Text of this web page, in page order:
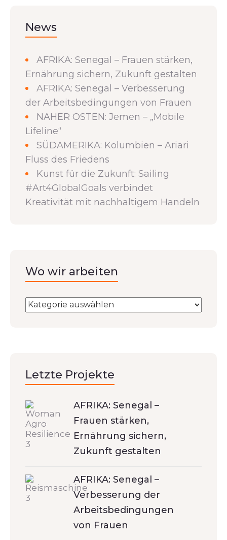
News
AFRIKA: Senegal – Frauen stärken,
Ernährung sichern, Zukunft gestalten
AFRIKA: Senegal – Verbesserung
der Arbeitsbedingungen von Frauen
NAHER OSTEN: Jemen – „Mobile
Lifeline“
SÜDAMERIKA: Kolumbien – Ariari
Fluss des Friedens
Kunst für die Zukunft: Sailing
#Art4GlobalGoals verbindet
Kreativität mit nachhaltigem Handeln
Wo wir arbeiten
Letzte Projekte
AFRIKA: Senegal –
Frauen stärken,
Ernährung sichern,
Zukunft gestalten
AFRIKA: Senegal –
Verbesserung der
Arbeitsbedingungen
von Frauen